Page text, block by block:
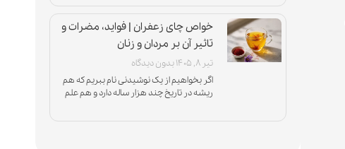
خواص چای زعفران | فواید، مضرات و
تاثیر آن بر مردان و زنان
تیر ۸, ۱۴۰۵
بدون دیدگاه
اگر بخواهیم از یک نوشیدنی نام ببریم که هم
ریشه در تاریخ چند هزار ساله دارد و هم علم